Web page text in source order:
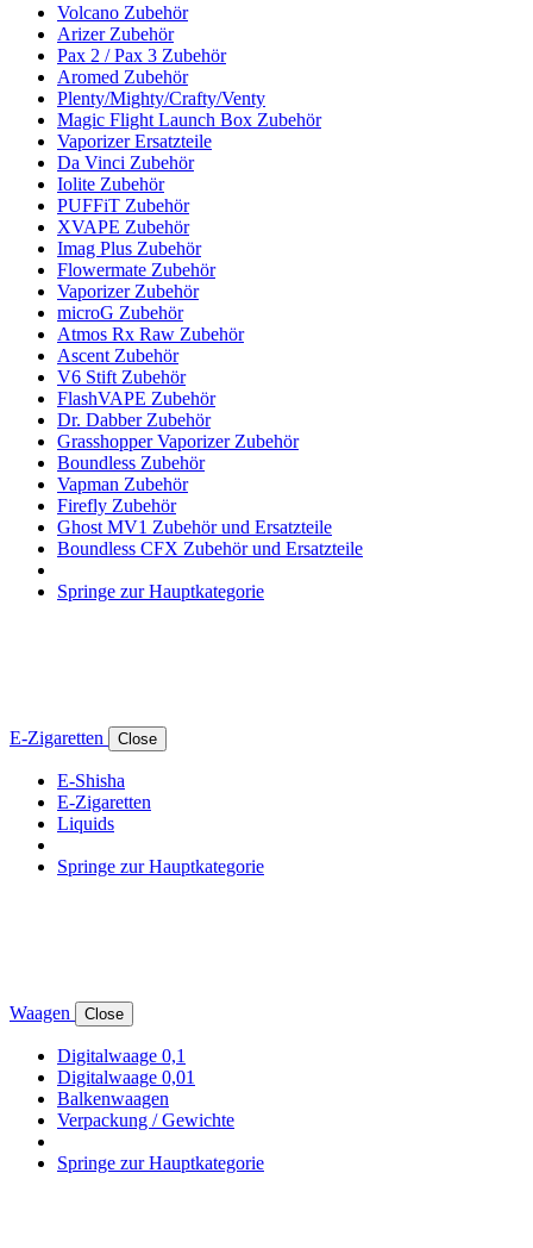
Volcano Zubehör
Arizer Zubehör
Pax 2 / Pax 3 Zubehör
Aromed Zubehör
Plenty/Mighty/Crafty/Venty
Magic Flight Launch Box Zubehör
Vaporizer Ersatzteile
Da Vinci Zubehör
Iolite Zubehör
PUFFiT Zubehör
XVAPE Zubehör
Imag Plus Zubehör
Flowermate Zubehör
Vaporizer Zubehör
microG Zubehör
Atmos Rx Raw Zubehör
Ascent Zubehör
V6 Stift Zubehör
FlashVAPE Zubehör
Dr. Dabber Zubehör
Grasshopper Vaporizer Zubehör
Boundless Zubehör
Vapman Zubehör
Firefly Zubehör
Ghost MV1 Zubehör und Ersatzteile
Boundless CFX Zubehör und Ersatzteile
Springe zur Hauptkategorie
E-Zigaretten Close
E-Shisha
E-Zigaretten
Liquids
Springe zur Hauptkategorie
Waagen Close
Digitalwaage 0,1
Digitalwaage 0,01
Balkenwaagen
Verpackung / Gewichte
Springe zur Hauptkategorie